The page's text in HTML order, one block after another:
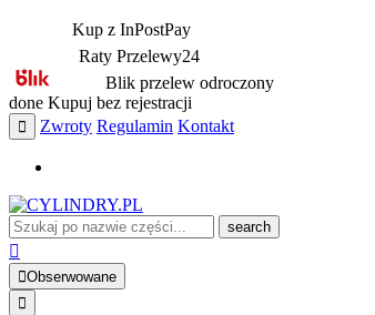
Kup z InPostPay
Raty Przelewy24
Blik przelew odroczony
done Kupuj bez rejestracji
Zwroty Regulamin Kontakt
search
Obserwowane